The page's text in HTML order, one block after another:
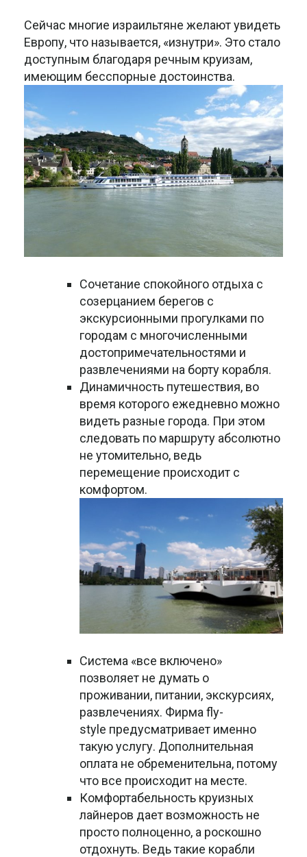
Сейчас многие израильтяне желают увидеть
Европу, что называется, «изнутри». Это стало
доступным благодаря речным круизам,
имеющим бесспорные достоинства.
Сочетание спокойного отдыха с
созерцанием берегов с
экскурсионными прогулками по
городам с многочисленными
достопримечательностями и
развлечениями на борту корабля.
Динамичность путешествия, во
время которого ежедневно можно
видеть разные города. При этом
следовать по маршруту абсолютно
не утомительно, ведь
перемещение происходит с
комфортом.
Система «все включено»
позволяет не думать о
проживании, питании, экскурсиях,
развлечениях. Фирма fly-
style предусматривает именно
такую услугу. Дополнительная
оплата не обременительна, потому
что все происходит на месте.
Комфортабельность круизных
лайнеров дает возможность не
просто полноценно, а роскошно
отдохнуть. Ведь такие корабли